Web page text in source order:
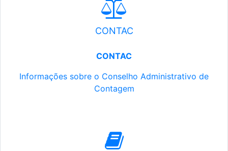
CONTAC
CONTAC
Informações sobre o Conselho Administrativo de
Contagem